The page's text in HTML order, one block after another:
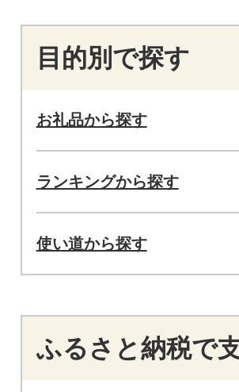
目的別で探す
お礼品から探す
ランキングから探す
使い道から探す
ふるさと納税で